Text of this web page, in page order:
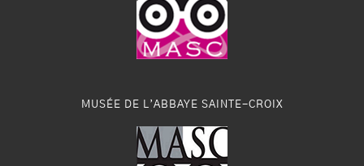
MUSÉE DE L’ABBAYE SAINTE-CROIX